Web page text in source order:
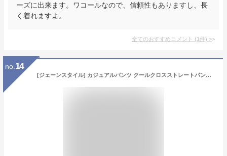
ーズに出来ます。ワコールなので、信頼性もありますし、長
く着れますよ。
全てのおすすめコメント (1件) >
no. 14
[ジェーンスタイル] カジュアルパンツ クールクロスストレートパンツ レディース ネイビー (70) L